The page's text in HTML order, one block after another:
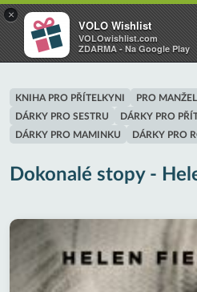
VOLO
Váš online wishlist
×
VOLO Wishlist
VOLOwishlist.com
ZDARMA - Na Google Play
KNIHA PRO PŘÍTELKYNI PRO
DÁRKY PRO SESTRU
DÁRKY PRO
DÁRKY PRO MAMINKU
DÁRKY PRO
Dokonalé stopy -